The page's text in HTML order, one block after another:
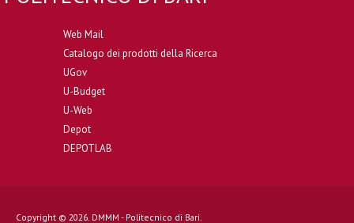
Web Mail
Catalogo dei prodotti della Ricerca
UGov
U-Budget
U-Web
Depot
DEPOTLAB
Copyright © 2026. DMMM - Politecnico di Bari.